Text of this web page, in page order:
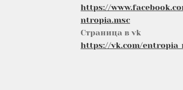
https://
ntropia.msc
Страница в vk
https://vk.com/